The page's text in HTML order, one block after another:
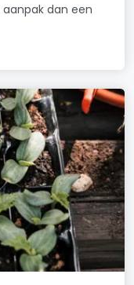
dan een